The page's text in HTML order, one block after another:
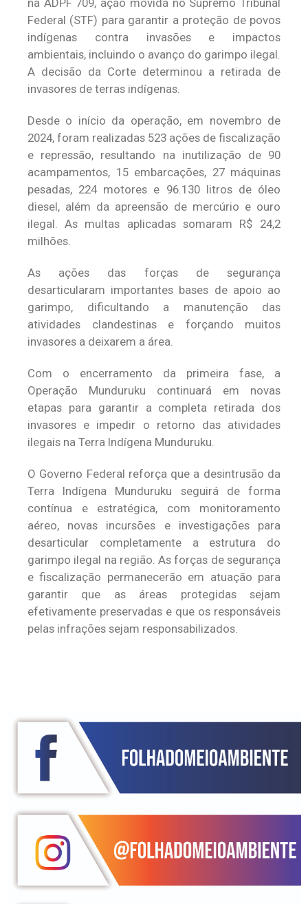
Federal (STF) para garantir a proteção de povos
indígenas contra invasões e impactos
ambientais, incluindo o avanço do garimpo ilegal.
A decisão da Corte determinou a retirada de
invasores de terras indígenas.
Desde o início da operação, em novembro de
2024, foram realizadas 523 ações de fiscalização
e repressão, resultando na inutilização de 90
acampamentos, 15 embarcações, 27 máquinas
pesadas, 224 motores e 96.130 litros de óleo
diesel, além da apreensão de mercúrio e ouro
ilegal. As multas aplicadas somaram R$ 24,2
milhões.
As ações das forças de segurança
desarticularam importantes bases de apoio ao
garimpo, dificultando a manutenção das
atividades clandestinas e forçando muitos
invasores a deixarem a área.
Com o encerramento da primeira fase, a
Operação Munduruku continuará em novas
etapas para garantir a completa retirada dos
invasores e impedir o retorno das atividades
ilegais na Terra Indígena Munduruku.
O Governo Federal reforça que a desintrusão da
Terra Indígena Munduruku seguirá de forma
contínua e estratégica, com monitoramento
aéreo, novas incursões e investigações para
desarticular completamente a estrutura do
garimpo ilegal na região. As forças de segurança
e fiscalização permanecerão em atuação para
garantir que as áreas protegidas sejam
efetivamente preservadas e que os responsáveis
pelas infrações sejam responsabilizados.